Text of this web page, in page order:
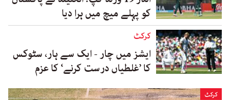
کو پہلے میچ میں ہرا دیا
کرکٹ
ایشز میں چار - ایک سے ہار، سٹوکس
کا ’غلطیاں درست کرنے‘ کا عزم
کرکٹ